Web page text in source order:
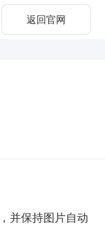
返回官网
并保持图片自动